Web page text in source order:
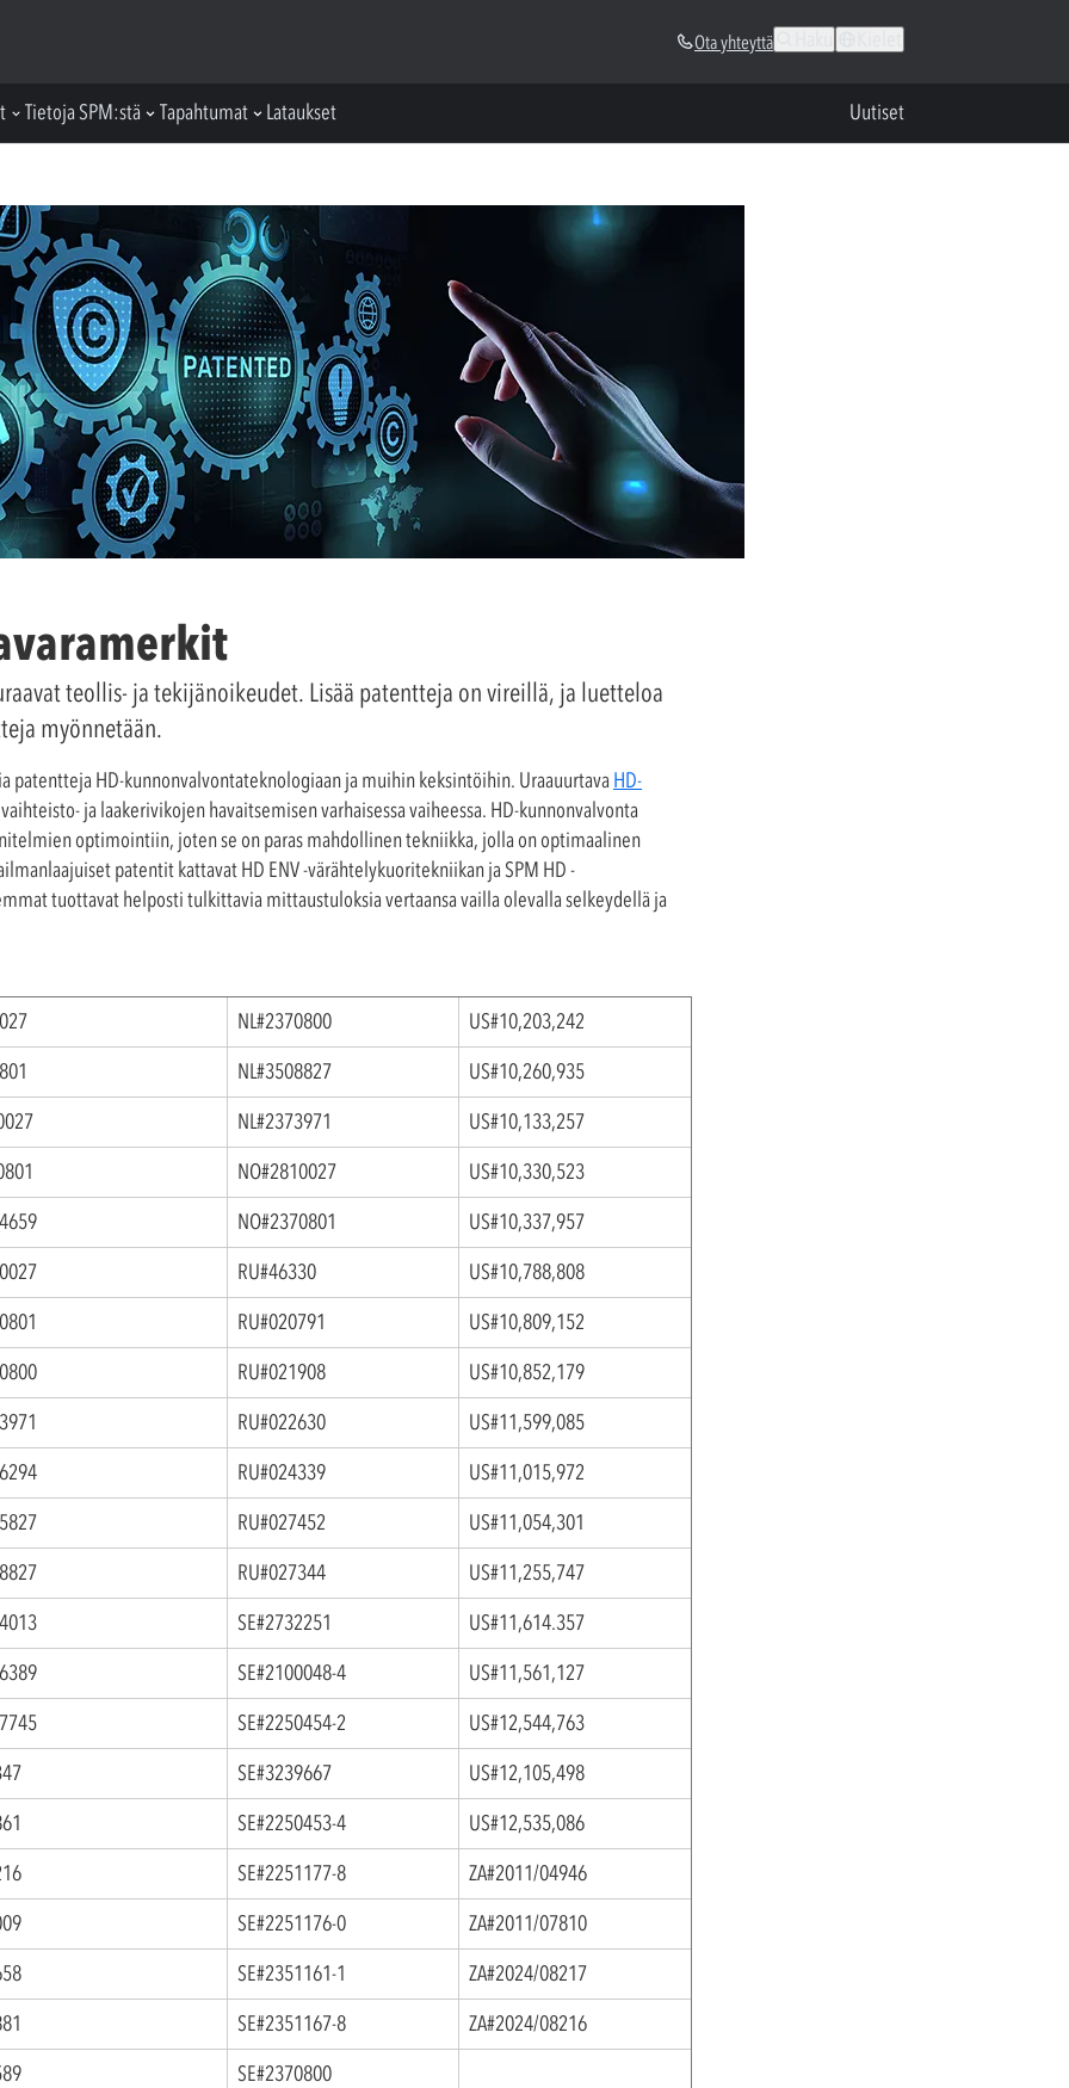
Ota yhteyttä
Tietoja SPM:stä Tapahtumat Lataukset Uutiset
teollis- ja tekijänoikeudet. Lisää patentteja on vireillä, ja luetteloa
myönnetään.
patenttejaHD-kunnonvalvontateknologiaan ja muihin keksintöihin. UraauurtavaHD-
ja laakerivikojen havaitsemisen varhaisessa vaiheessa. HD-kunnonvalvonta
optimointiin, joten se on paras mahdollinen tekniikka, jolla on optimaalinen
patentit kattavatHD ENV-värähtelykuoritekniikan jaSPM HD-
tuottavat helposti tulkittavia mittaustuloksia vertaansa vailla olevalla selkeydellä ja
NL#2370800
US#10,203,242
NL#3508827
US#10,260,935
NL#2373971
US#10,133,257
NO#2810027
US#10,330,523
NO#2370801
US#10,337,957
RU#46330
US#10,788,808
RU#020791
US#10,809,152
RU#021908
US#10,852,179
RU#022630
US#11,599,085
RU#024339
US#11,015,972
RU#027452
US#11,054,301
RU#027344
US#11,255,747
SE#2732251
US#11,614.357
SE#2100048-4
US#11,561,127
SE#2250454-2
US#12,544,763
SE#3239667
US#12,105,498
SE#2250453-4
US#12,535,086
SE#2251177-8
ZA#2011/04946
SE#2251176-0
ZA#2011/07810
SE#2351161-1
ZA#2024/08217
SE#2351167-8
ZA#2024/08216
SE#2370800